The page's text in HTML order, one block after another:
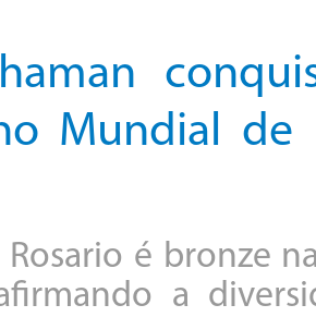
Mundial de
é bronze
a